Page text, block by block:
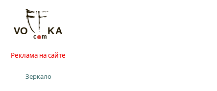
Реклама на сайте
Зеркало